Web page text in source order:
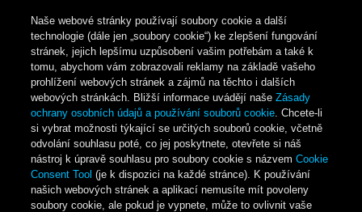
Naše webové stránky používají soubory cookie a další
technologie (dále jen „soubory cookie“) ke zlepšení fungování
stránek, jejich lepšímu uzpůsobení vašim potřebám a také k
tomu, abychom vám zobrazovali reklamy na základě vašeho
prohlížení webových stránek a zájmů na těchto i dalších
webových stránkách. Bližší informace uvádějí našeZásady
ochrany osobních údajů a používání souborů cookie. Chcete-li
si vybrat možnosti týkající se určitých souborů cookie, včetně
odvolání souhlasu poté, co jej poskytnete, otevřete si náš
nástroj k úpravě souhlasu pro soubory cookie s názvemCookie
Consent Tool (je k dispozici na každé stránce). K používání
našich webových stránek a aplikací nemusíte mít povoleny
soubory cookie, ale pokud je vypnete, může to ovlivnit vaše